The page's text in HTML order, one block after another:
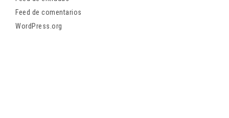
Feed de comentarios
WordPress.org